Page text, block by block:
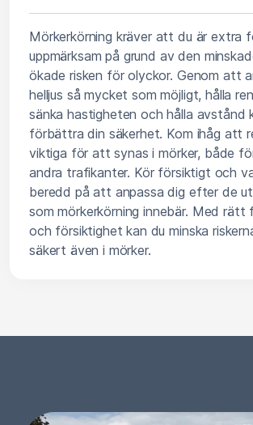
Mörkerkörning kräver att du är extra
uppmärksam på grund av den
ökade risken för olyckor. Genom att
helljus så mycket som möjligt, hålla
sänka hastigheten och hålla avstånd
förbättra din säkerhet. Kom ihåg att
viktiga för att synas i mörker, både
andra trafikanter. Kör försiktigt och
beredd på att anpassa dig efter de
som mörkerkörning innebär. Med rätt
och försiktighet kan du minska
säkert även i mörker.